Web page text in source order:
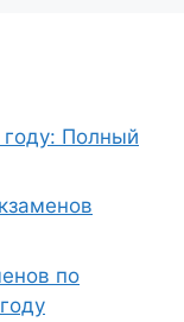
Полный
по